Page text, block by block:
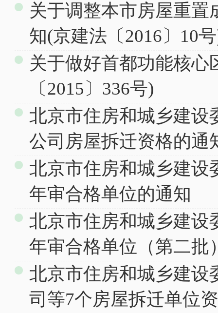
关于调整本市房屋重
知(京建法〔2016〕10
关于做好首都功能核
〔2015〕336号)
北京市住房和城乡建设
公司房屋拆迁资格的通
北京市住房和城乡建设
年审合格单位的通知
北京市住房和城乡建设
年审合格单位（第二批
北京市住房和城乡建设
司等7个房屋拆迁单位